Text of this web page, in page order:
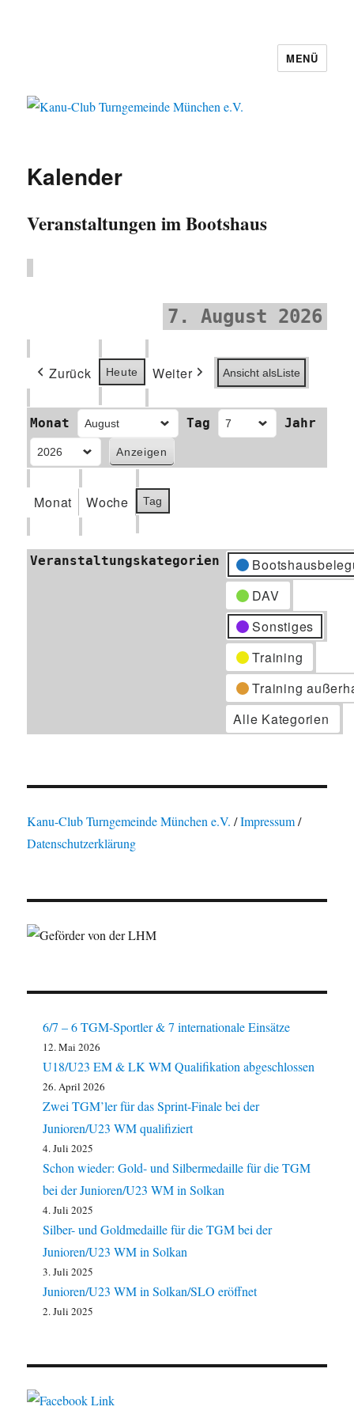
Kanu-Club Turngemeinde München
e.V.
MENÜ
Kalender
Veranstaltungen im Bootshaus
7. August 2026
Zurück Heute Weiter Ansicht alsListe
Monat Tag Jahr
Monat Woche Tag
Veranstaltungskategorien
DAV
Sonstiges
Training
Training
Alle Kategorien
Kanu-Club Turngemeinde München e.V. /Impressum/
Datenschutzerklärung
6/7 – 6 TGM-Sportler & 7 internationale Einsätze
12. Mai 2026
U18/U23 EM & LK WM Qualifikation abgeschlossen
26. April 2026
Zwei TGM’ler für das Sprint-Finale bei der
Junioren/U23 WM qualifiziert
4. Juli 2025
Schon wieder: Gold- und Silbermedaille für die TGM
bei der Junioren/U23 WM in Solkan
4. Juli 2025
Silber- und Goldmedaille für die TGM bei der
Junioren/U23 WM in Solkan
3. Juli 2025
Junioren/U23 WM in Solkan/SLO eröffnet
2. Juli 2025